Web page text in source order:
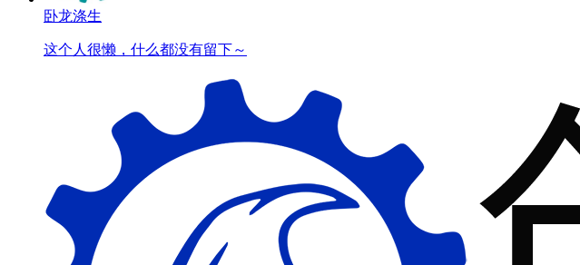
卧龙涤生
这个人很懒，什么都没有留下～